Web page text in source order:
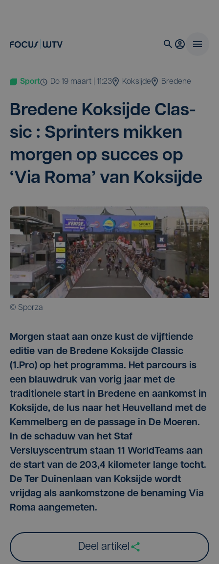
Sport do 19 maart | 11:23 Koksijde Bredene
Bre­de­ne Koksij­de Clas­
sic : Sprin­ters mik­ken
mor­gen op suc­ces op
‘Via Roma’ van Koksijde
© Sporza
Morgen staat aan onze kust de vijftiende
editie van de Bredene Koksijde Classic
(1.Pro) op het programma. Het parcours is
een blauwdruk van vorig jaar met de
traditionele start in Bredene en aankomst in
Koksijde, de lus naar het Heuvelland met de
Kemmelberg en de passage in De Moeren.
In de schaduw van het Staf
Versluyscentrum staan 11 WorldTeams aan
de start van de 203,4 kilometer lange tocht.
De Ter Duinenlaan van Koksijde wordt
vrijdag als aankomstzone de benaming Via
Roma aangemeten.
Deel artikel